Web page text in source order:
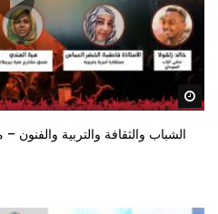
الشباب والثقافة والتربية